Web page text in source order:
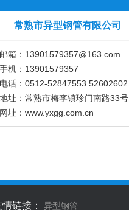
常熟市异型钢管有限公司
邮箱：13901579357@163.com
手机：13901579357
电话：0512-52847553 52602602
地址：常熟市梅李镇珍门南路33号
网址：www.yxgg.com.cn
链接： 异型钢管